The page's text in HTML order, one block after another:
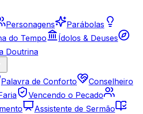
Personagens
Parábolas
do Tempo
Ídolos & Deuses
Doutrina
Palavra de Conforto
Conselheiro
Vencendo o Pecado
Assistente de Sermão